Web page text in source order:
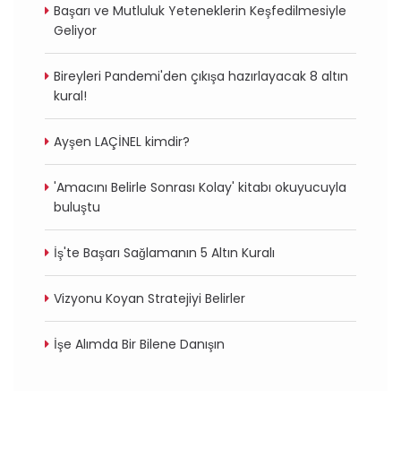
Başarı ve Mutluluk Yeteneklerin Keşfedilmesiyle
Geliyor
Bireyleri Pandemi'den çıkışa hazırlayacak 8 altın
kural!
Ayşen LAÇİNEL kimdir?
'Amacını Belirle Sonrası Kolay' kitabı okuyucuyla
buluştu
İş'te Başarı Sağlamanın 5 Altın Kuralı
Vizyonu Koyan Stratejiyi Belirler
İşe Alımda Bir Bilene Danışın